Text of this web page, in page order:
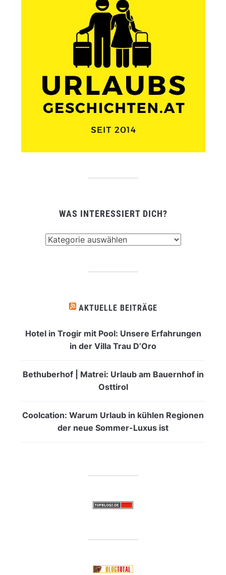
WAS INTERESSIERT DICH?
AKTUELLE BEITRÄGE
Hotel in Trogir mit Pool: Unsere Erfahrungen
in der Villa Trau D’Oro
Bethuberhof | Matrei: Urlaub am Bauernhof in
Osttirol
Coolcation: Warum Urlaub in kühlen Regionen
der neue Sommer-Luxus ist